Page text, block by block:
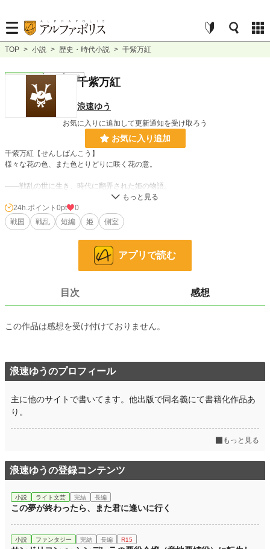
TOP > 小説 > 歴史・時代小説 > 千紫万紅
歴史・時代 完結 短編千紫万紅
浪速ゆう
お気に入りに追加して更新通知を受け取ろう
お気に入り追加
千紫万紅【せんしばんこう】
様々な花の色、また色とりどりに咲く花の意。
——戦乱の世に生き、時代に翻弄された姫の物語。
小説 228,747 位 / 228,747 件
5,308
初回完結日時 2021.05.30 09:41
週間ポイント 0 pt (228,747 位)
月間ポイント 0 pt (228,747 位)
24h.ポイント 0pt
0
戦国
戦乱 短編 姫 側室
アプリで読む
目次 感想
この作品は感想を受け付けておりません。
浪速ゆうのプロフィール
主に他のサイトで書いてます。他出版で同名義にて書籍化作品あ
り。
もっと見る
浪速ゆうの登録コンテンツ
小説 ライト文芸 完結 長編
この夢が終わったら、また君に逢いに行く
小説 ファンタジー 完結 長編 R15